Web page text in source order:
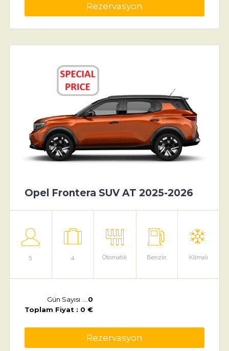
Rezervasyon
Opel Frontera SUV AT 2025-2026
5 4 Otomatik Benzin Klimalı
Gün Sayısı .... 0
Toplam Fiyat : 0 €
Rezervasyon